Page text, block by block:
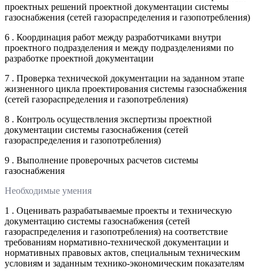
проектных решений проектной документации системы
газоснабжения (сетей газораспределения и газопотребления)
6 . Координация работ между разработчиками внутри
проектного подразделения и между подразделениями по
разработке проектной документации
7 . Проверка технической документации на заданном этапе
жизненного цикла проектирования системы газоснабжения
(сетей газораспределения и газопотребления)
8 . Контроль осуществления экспертизы проектной
документации системы газоснабжения (сетей
газораспределения и газопотребления)
9 . Выполнение проверочных расчетов системы
газоснабжения
Необходимые умения
1 . Оценивать разрабатываемые проекты и техническую
документацию системы газоснабжения (сетей
газораспределения и газопотребления) на соответствие
требованиям нормативно-технической документации и
нормативных правовых актов, специальным техническим
условиям и заданным технико-экономическим показателям